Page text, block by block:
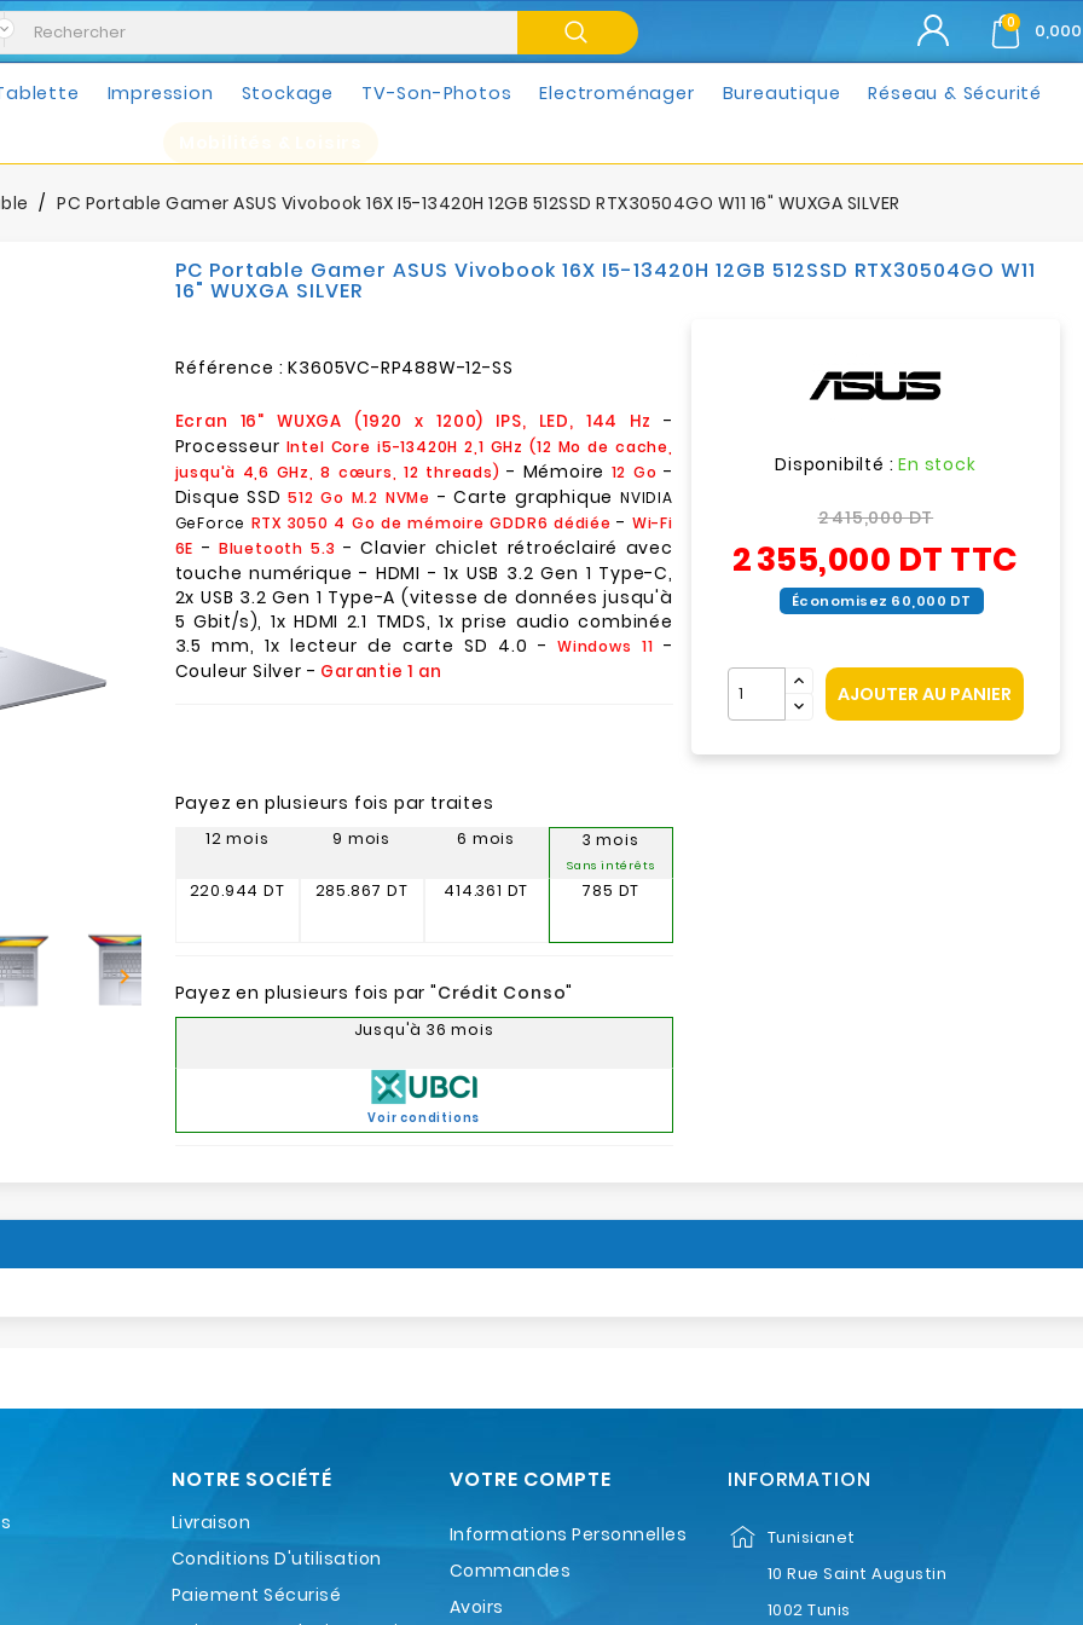
0
Impression Stockage TV-Son-Photos Electroménager Bureautique Réseau & Sécurité
PC Portable Gamer ASUS Vivobook 16X I5-13420H 12GB 512SSD RTX30504GO W11 16" WUXGA SILVER

PC Portable Gamer ASUS Vivobook 16X I5-13420H 12GB 512SSD RTX30504GO W11
16" WUXGA SILVER
Référence : K3605VC-RP488W-12-SS
Ecran 16" WUXGA (1920 x 1200) IPS, LED, 144 Hz
-
Processeur Intel Core i5-13420H 2,1 GHz (12 Mo de cache,
jusqu'à 4,6 GHz, 8 cœurs, 12 threads) - Mémoire 12 Go -
Disque SSD512 Go M.2 NVMe - Carte graphique NVIDIA
GeForce RTX 3050 4 Go de mémoire GDDR6 dédiée - Wi-Fi
6E - Bluetooth 5.3 - Clavier chiclet rétroéclairé avec
touche numérique - HDMI - 1x USB 3.2 Gen 1 Type-C,
2x USB 3.2 Gen 1 Type-A (vitesse de données jusqu'à
5 Gbit/s), 1x HDMI 2.1 TMDS, 1x prise audio combinée
3.5 mm, 1x lecteur de carte SD 4.0 -Windows 11 -
Couleur Silver - Garantie 1 an
Disponibilté :En stock
2 415,000 DT
2 355,000 DT TTC
Économisez 60,000 DT
AJOUTER AU PANIER
Payez en plusieurs fois par traites
12 mois
220.944 DT
9 mois
285.867 DT
6 mois
414.361 DT
3 mois
Sans intérêts
785 DT
Payez en plusieurs fois par "Crédit Conso"
Jusqu'à 36 mois
Voir conditions
NOTRE SOCIÉTÉ
Livraison
Conditions D'utilisation
Paiement Sécurisé
VOTRE COMPTE
Informations Personnelles
Commandes
Avoirs
INFORMATION
Tunisianet
10 Rue Saint Augustin
1002 Tunis